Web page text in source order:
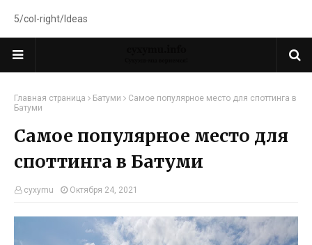
5/col-right/Ideas
Главная страница Батуми
Самое популярное место для споттинга в
Батуми
Самое популярное место для
споттинга в Батуми
cyxymu Октября 24, 2021